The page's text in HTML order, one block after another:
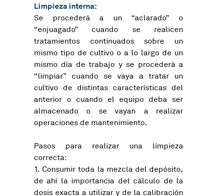
Limpieza interna:
Se procederá a un “aclarado” o
“enjuagado” cuando se realicen
tratamientos continuados sobre un
mismo tipo de cultivo o a lo largo de un
mismo día de trabajo y se procederá a
“limpiar” cuando se vaya a tratar un
cultivo de distintas características del
anterior o cuando el equipo deba ser
almacenado o se vayan a realizar
operaciones de mantenimiento.
Pasos para realizar una limpieza
correcta:
Consumir toda la mezcla del depósito,
de ahí la importancia del cálculo de la
dosis exacta a utilizar y de la calibración